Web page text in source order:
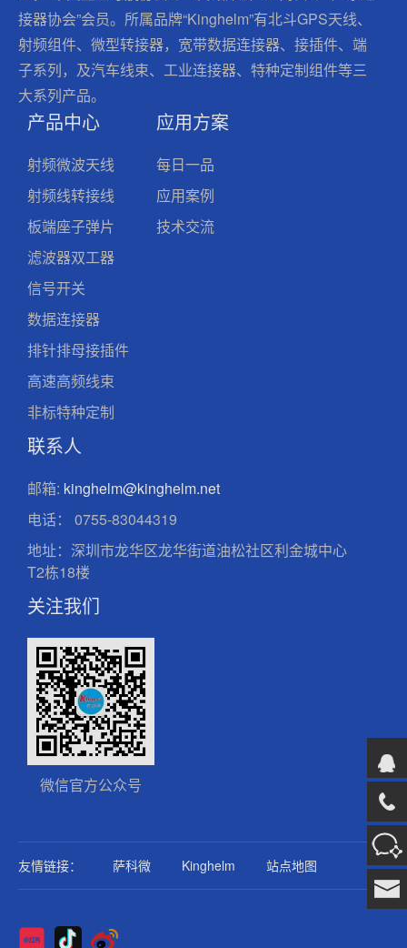
接器协会”会员。所属品牌“Kinghelm”有北斗GPS天线、
射频组件、微型转接器，宽带数据连接器、接插件、端
子系列，及汽车线束、工业连接器、特种定制组件等三
大系列产品。
产品中心
射频微波天线
射频线转接线
板端座子弹片
滤波器双工器
信号开关
数据连接器
排针排母接插件
高速高频线束
非标特种定制
应用方案
每日一品
应用案例
技术交流
联系人
邮箱: kinghelm@kinghelm.net
电话：
0755-83044319
地址：深圳市龙华区龙华街道油松社区利金城中心
T2栋18楼
关注我们
微信官方公众号
友情链接： 萨科微 Kinghelm 站点地图